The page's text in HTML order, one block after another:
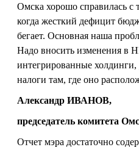
Омска хорошо справилась с
когда жесткий дефицит
бегает. Основная наша
Надо вносить изменения в
интегрированные
налоги там, где оно
Александр ИВАНОВ,
председатель комитета
Отчет мэра достаточно